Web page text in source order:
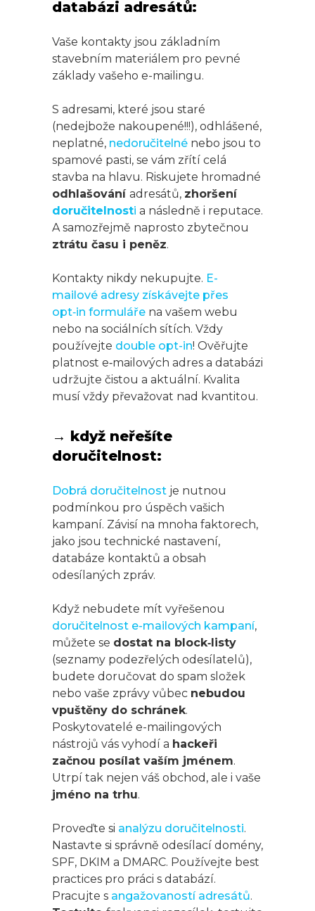
databázi adresátů:
Vaše kontakty jsou základním
stavebním materiálem pro pevné
základy vašeho e-mailingu.
S adresami, které jsou staré
(nedejbože nakoupené!!!), odhlášené,
neplatné, nedoručitelné nebo jsou to
spamové pasti, se vám zřítí celá
stavba na hlavu. Riskujete hromadné
odhlašování adresátů, zhoršení
doručitelnosti a následně i reputace.
A samozřejmě naprosto zbytečnou
ztrátu času i peněz.
Kontakty nikdy nekupujte. E-
mailové adresy získávejte přes
opt‑in formuláře na vašem webu
nebo na sociálních sítích. Vždy
používejte double opt-in! Ověřujte
platnost e‑mailových adres a databázi
udržujte čistou a aktuální. Kvalita
musí vždy převažovat nad kvantitou.
→ když neřešíte
doručitelnost:
Dobrá doručitelnost je nutnou
podmínkou pro úspěch vašich
kampaní. Závisí na mnoha faktorech,
jako jsou technické nastavení,
databáze kontaktů a obsah
odesílaných zpráv.
Když nebudete mít vyřešenou
doručitelnost e-mailových kampaní,
můžete se dostat na block‑listy
(seznamy podezřelých odesílatelů),
budete doručovat do spam složek
nebo vaše zprávy vůbec nebudou
vpuštěny do schránek.
Poskytovatelé e-mailingových
nástrojů vás vyhodí a hackeři
začnou posílat vaším jménem.
Utrpí tak nejen váš obchod, ale i vaše
jméno na trhu.
Proveďte si analýzu doručitelnosti.
Nastavte si správně odesílací domény,
SPF, DKIM a DMARC. Používejte best
practices pro práci s databází.
Pracujte s angažovaností adresátů.